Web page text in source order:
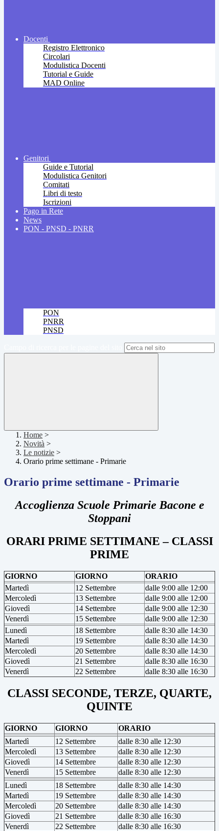
Docenti
Registro Elettronico
Circolari
Modulistica Docenti
Tutorial e Guide
MAD Online
Genitori
Guide e Tutorial
Modulistica Genitori
Comitati
Libri di testo
Iscrizioni
Pago in Rete
News
PON - PNSD - PNRR
PON
PNRR
PNSD
Home >
Novità >
Le notizie >
Orario prime settimane - Primarie
Orario prime settimane - Primarie
Accoglienza Scuole Primarie Bacone e
Stoppani
ORARI PRIME SETTIMANE – CLASSI
PRIME
GIORNO GIORNO
ORARIO
Martedì
12 Settembre
dalle 9:00 alle 12:00
Mercoledì
13 Settembre
dalle 9:00 alle 12:00
Giovedì
14 Settembre
dalle 9:00 alle 12:30
Venerdì
15 Settembre
dalle 9:00 alle 12:30
Lunedì
18 Settembre
dalle 8:30 alle 14:30
Martedì
19 Settembre
dalle 8:30 alle 14:30
Mercoledì
20 Settembre
dalle 8:30 alle 14:30
Giovedì
21 Settembre
dalle 8:30 alle 16:30
Venerdì
22 Settembre dalle 8:30 alle 16:30
CLASSI SECONDE, TERZE, QUARTE,
QUINTE
GIORNO GIORNO
ORARIO
Martedì
12 Settembre
dalle 8:30 alle 12:30
Mercoledì
13 Settembre
dalle 8:30 alle 12:30
Giovedì
14 Settembre
dalle 8:30 alle 12:30
Venerdì
15 Settembre
dalle 8:30 alle 12:30
Lunedì
18 Settembre
dalle 8:30 alle 14:30
Martedì
19 Settembre
dalle 8:30 alle 14:30
Mercoledì
20 Settembre
dalle 8:30 alle 14:30
Giovedì
21 Settembre
dalle 8:30 alle 16:30
Venerdì
22 Settembre dalle 8:30 alle 16:30